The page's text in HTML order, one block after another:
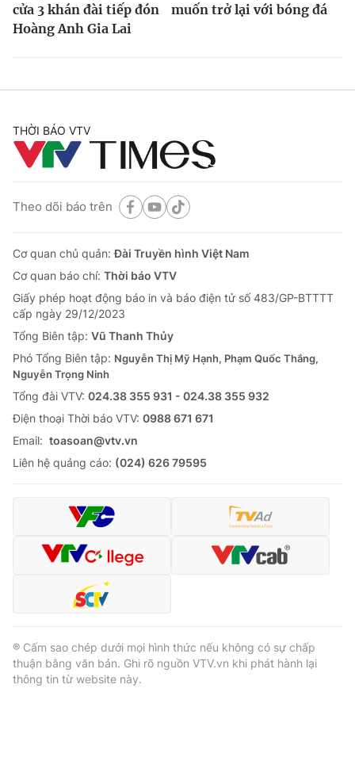
cửa 3 khán đài tiếp đón
Hoàng Anh Gia Lai
muốn trở lại với bóng đá
THỜI BÁO VTV
Theo dõi báo trên
Cơ quan chủ quản:Đài Truyền hình Việt Nam
Cơ quan báo chí: Thời báo VTV
Giấy phép hoạt động báo in và báo điện tử số 483/GP-BTTTT
cấp ngày 29/12/2023
Tổng Biên tập: Vũ Thanh Thủy
Phó Tổng Biên tập: Nguyễn Thị Mỹ Hạnh, Phạm Quốc Thắng,
Nguyễn Trọng Ninh
Tổng đài VTV: 024.38 355 931 - 024.38 355 932
Ðiện thoại Thời báo VTV: 0988 671 671
Email: toasoan@vtv.vn
Liên hệ quảng cáo: (024) 626 79595
® Cấm sao chép dưới mọi hình thức nếu không có sự chấp
thuận bằng văn bản. Ghi rõ nguồn VTV.vn khi phát hành lại
thông tin từ website này.